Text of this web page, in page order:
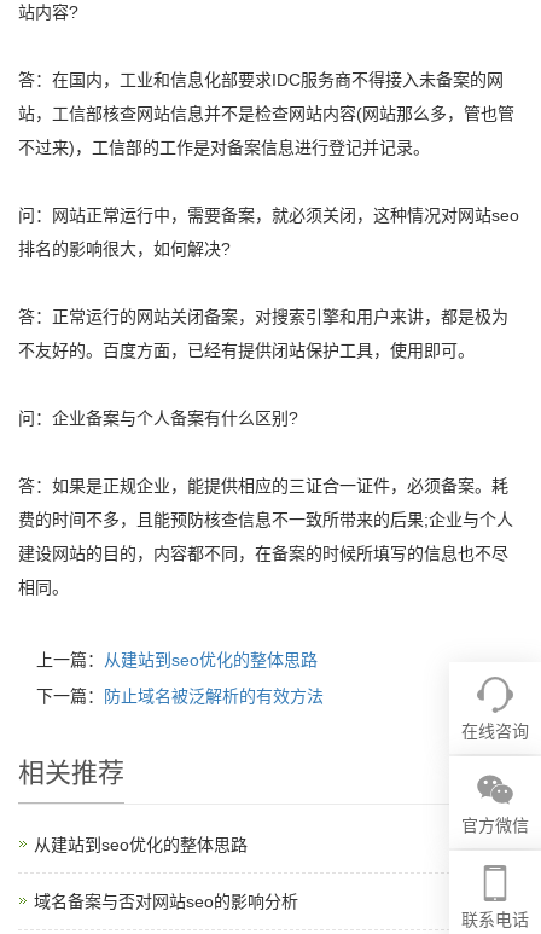
站内容?
答：在国内，工业和信息化部要求IDC服务商不得接入未备案的网
站，工信部核查网站信息并不是检查网站内容(网站那么多，管也管
不过来)，工信部的工作是对备案信息进行登记并记录。
问：网站正常运行中，需要备案，就必须关闭，这种情况对网站seo
排名的影响很大，如何解决?
答：正常运行的网站关闭备案，对搜索引擎和用户来讲，都是极为
不友好的。百度方面，已经有提供闭站保护工具，使用即可。
问：企业备案与个人备案有什么区别?
答：如果是正规企业，能提供相应的三证合一证件，必须备案。耗
费的时间不多，且能预防核查信息不一致所带来的后果;企业与个人
建设网站的目的，内容都不同，在备案的时候所填写的信息也不尽
相同。
上一篇：
从建站到seo优化的整体思路
下一篇：
防止域名被泛解析的有效方法
相关推荐
从建站到seo优化的整体思路
域名备案与否对网站seo的影响分析
在线咨询
官方微信
联系电话